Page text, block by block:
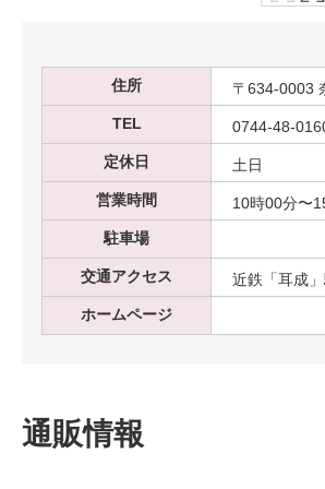
住所
〒634-0003
TEL
0744-48-
定休日
土日
営業時間
10時00分〜
駐車場
交通アクセス
近鉄「耳成
ホームページ
通販情報